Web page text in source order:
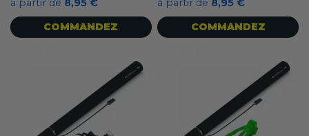
à partir de 8,95 €
COMMANDEZ
à partir de 8,95 €
COMMANDEZ